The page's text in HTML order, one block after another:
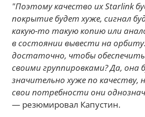
"Поэтому качество их Starlink
покрытие будет хуже, сигнал
какую-то такую копию или
в состоянии вывести на
достаточно, чтобы обеспечить
своими группировками? Да, она
значительно хуже по качеству,
свои потребности они
— резюмировал Капустин.